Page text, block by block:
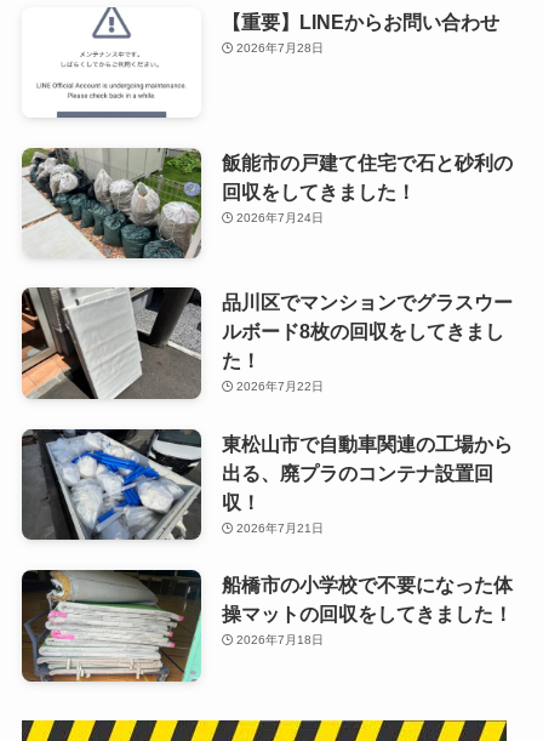
【重要】LINEからお問い合わせ
2026年7月28日
飯能市の戸建て住宅で石と砂利の
回収をしてきました！
2026年7月24日
品川区でマンションでグラスウー
ルボード8枚の回収をしてきまし
た！
2026年7月22日
東松山市で自動車関連の工場から
出る、廃プラのコンテナ設置回
収！
2026年7月21日
船橋市の小学校で不要になった体
操マットの回収をしてきました！
2026年7月18日